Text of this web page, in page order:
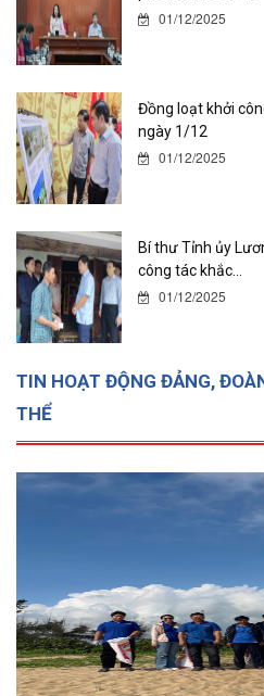
01/12/2025
Đồng loạt khởi
ngày 1/12
01/12/2025
Bí thư Tỉnh ủy
công tác khắc...
01/12/2025
TIN HOẠT ĐỘNG ĐẢNG,
THỂ